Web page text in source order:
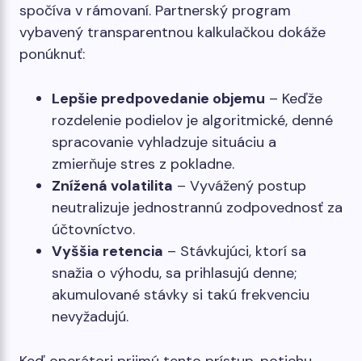
spočíva v rámovaní. Partnerský program
vybavený transparentnou kalkulačkou dokáže
ponúknuť:
Lepšie predpovedanie objemu – Keďže
rozdelenie podielov je algoritmické, denné
spracovanie vyhladzuje situáciu a
zmierňuje stres z pokladne.
Znížená volatilita – Vyvážený postup
neutralizuje jednostrannú zodpovednosť za
účtovníctvo.
Vyššia retencia – Stávkujúci, ktorí sa
snažia o výhodu, sa prihlasujú denne;
akumulované stávky si takú frekvenciu
nevyžadujú.